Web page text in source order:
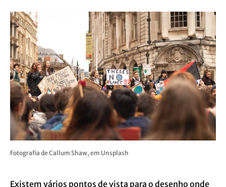
Fotografia de Callum Shaw, em Unsplash
Existem vários pontos de vista para o desenho onde